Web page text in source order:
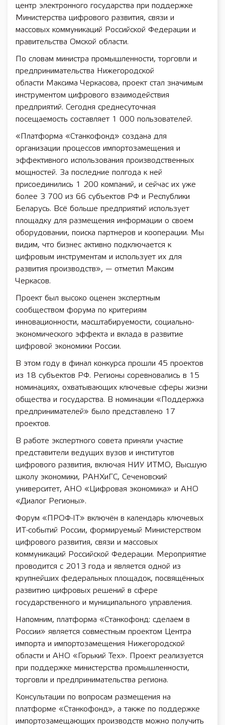
центр электронного государства при поддержке
Министерства цифрового развития, связи и
массовых коммуникаций Российской Федерации и
правительства Омской области.
По словам министра промышленности, торговли и
предпринимательства Нижегородской
области Максима Черкасова, проект стал значимым
инструментом цифрового взаимодействия
предприятий. Сегодня среднесуточная
посещаемость составляет 1 000 пользователей.
«Платформа «Станкофонд» создана для
организации процессов импортозамещения и
эффективного использования производственных
мощностей. За последние полгода к ней
присоединились 1 200 компаний, и сейчас их уже
более 3 700 из 66 субъектов РФ и Республики
Беларусь. Всё больше предприятий использует
площадку для размещения информации о своем
оборудовании, поиска партнеров и кооперации. Мы
видим, что бизнес активно подключается к
цифровым инструментам и использует их для
развития производств», — отметил Максим
Черкасов.
Проект был высоко оценен экспертным
сообществом форума по критериям
инновационности, масштабируемости, социально-
экономического эффекта и вклада в развитие
цифровой экономики России.
В этом году в финал конкурса прошли 45 проектов
из 18 субъектов РФ. Регионы соревновались в 15
номинациях, охватывающих ключевые сферы жизни
общества и государства. В номинации «Поддержка
предпринимателей» было представлено 17
проектов.
В работе экспертного совета приняли участие
представители ведущих вузов и институтов
цифрового развития, включая НИУ ИТМО, Высшую
школу экономики, РАНХиГС, Сеченовский
университет, АНО «Цифровая экономика» и АНО
«Диалог Регионы».
Форум «ПРОФ-IT» включён в календарь ключевых
ИТ-событий России, формируемый Министерством
цифрового развития, связи и массовых
коммуникаций Российской Федерации. Мероприятие
проводится с 2013 года и является одной из
крупнейших федеральных площадок, посвящённых
развитию цифровых решений в сфере
государственного и муниципального управления.
Напомним, платформа «Станкофонд: сделаем в
России» является совместным проектом Центра
импорта и импортозамещения Нижегородской
области и АНО «Горький Тех». Проект реализуется
при поддержке министерства промышленности,
торговли и предпринимательства региона.
Консультации по вопросам размещения на
платформе «Станкофонд», а также по поддержке
импортозамещающих производств можно получить